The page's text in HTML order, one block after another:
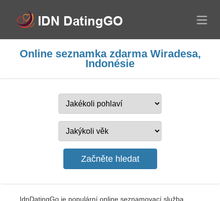
Online seznamka zdarma Wiradesa,
Indonésie
IdnDatingGo je populární online seznamovací služba